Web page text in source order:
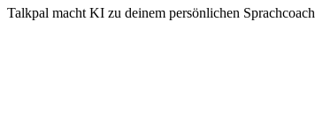
Talkpal macht KI zu deinem persönlichen Sprachcoach